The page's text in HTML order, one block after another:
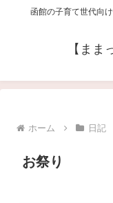
函館の子育て世代向
【ま
ホーム 日記
お祭り